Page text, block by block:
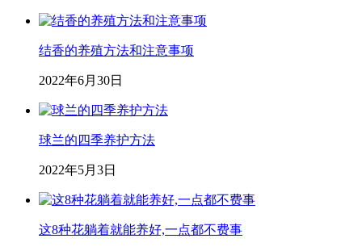
结香的养殖方法和注意事项
2022年6月30日
球兰的四季养护方法
2022年5月3日
这8种花躺着就能养好,一点都不费事